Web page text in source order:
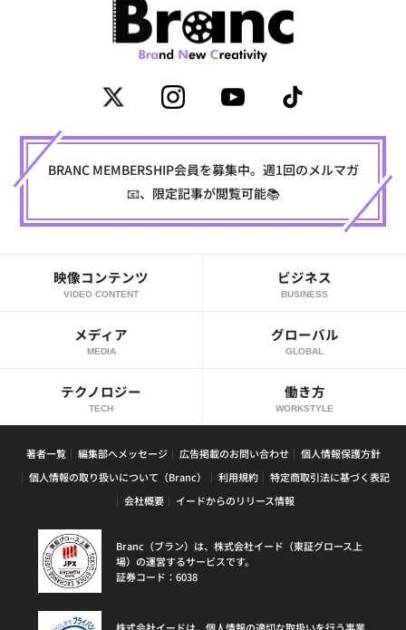
BRANC MEMBERSHIP会員を募集中。週1回のメルマガ
📧、限定記事が閲覧可能📚
映像コンテンツ
VIDEO CONTENT
ビジネス
BUSINESS
メディア
MEDIA
グローバル
GLOBAL
テクノロジー
TECH
働き方
WORKSTYLE
著者一覧 編集部へメッセージ 広告掲載のお問い合わせ
個人情報保護方針
個人情報の取り扱いについて（Branc）
利用規約
特定商取引法に基づく表記
会社概要
イードからのリリース情報
Branc（ブラン）は、株式会社イード（東証グロース上
場）の運営するサービスです。
証券コード：6038